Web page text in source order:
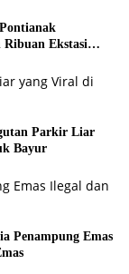
Ribuan Ekstasi
Parkir Liar
Bayur
Penampung Emas